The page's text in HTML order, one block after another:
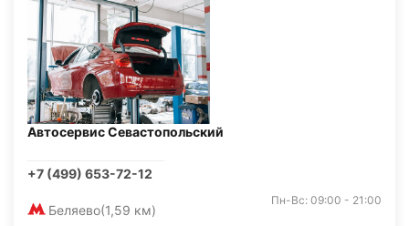
Автосервис Севастопольский
+7 (499) 653-72-12
Беляево(1,59 км)
Пн-Вс: 09:00 - 21:00